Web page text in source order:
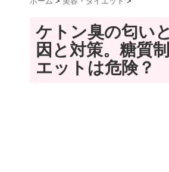
ケトン臭の匂い
因と対策。糖質
エットは危険？